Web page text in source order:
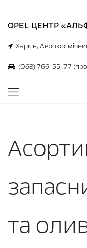
OPEL ЦЕНТР
Харків,
(068) 766-55-77
та